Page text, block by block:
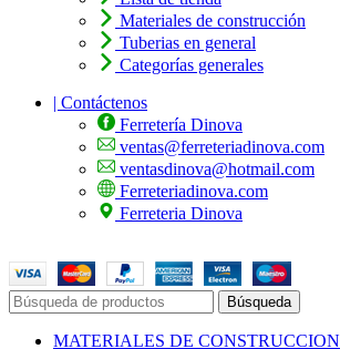
Materiales de construcción
Tuberias en general
Categorías generales
| Contáctenos
Ferretería Dinova
ventas@ferreteriadinova.com
ventasdinova@hotmail.com
Ferreteriadinova.com
Ferreteria Dinova
Búsqueda
MATERIALES DE CONSTRUCCION